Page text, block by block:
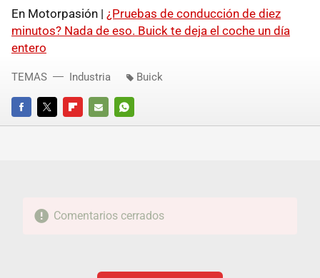
En Motorpasión | ¿Pruebas de conducción de diez
minutos? Nada de eso. Buick te deja el coche un día
entero
FACEBOOKTWITTERFLIPBOARD
E-
WHATSAPP
TEMAS Industria Buick
Comentarios cerrados